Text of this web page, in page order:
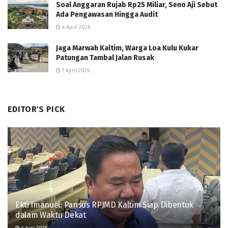
Soal Anggaran Rujab Rp25 Miliar, Seno Aji Sebut
Ada Pengawasan Hingga Audit
4 April 2026
Jaga Marwah Kaltim, Warga Loa Kulu Kukar
Patungan Tambal Jalan Rusak
7 April 2026
EDITOR'S PICK
Ekti Imanuel: Pansus RPJMD Kaltim Siap Dibentuk
dalam Waktu Dekat